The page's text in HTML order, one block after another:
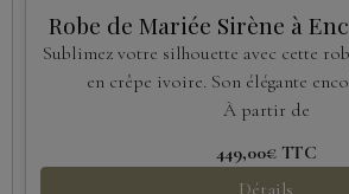
Robe de Mariée Sirène à
Sublimez votre silhouette avec cette
en crêpe ivoire. Son élégante
À partir de
449,00€ TTC